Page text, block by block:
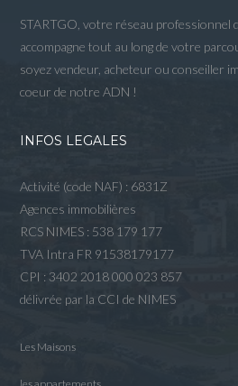
STARTGO, votre réseau professionnel
accompagne tout au long de votre
soyez vendeur, acheteur ou conseiller
coeur de notre ADN !
INFOS LEGALES
Activité (code NAF) : 6831Z
Agences immobilières
RCS NIMES : 538 179 177
TVA Intra FR 91538179177
CPI : 3402 2018 000 023 857
délivrée par la CCI de NIMES
Les Maisons